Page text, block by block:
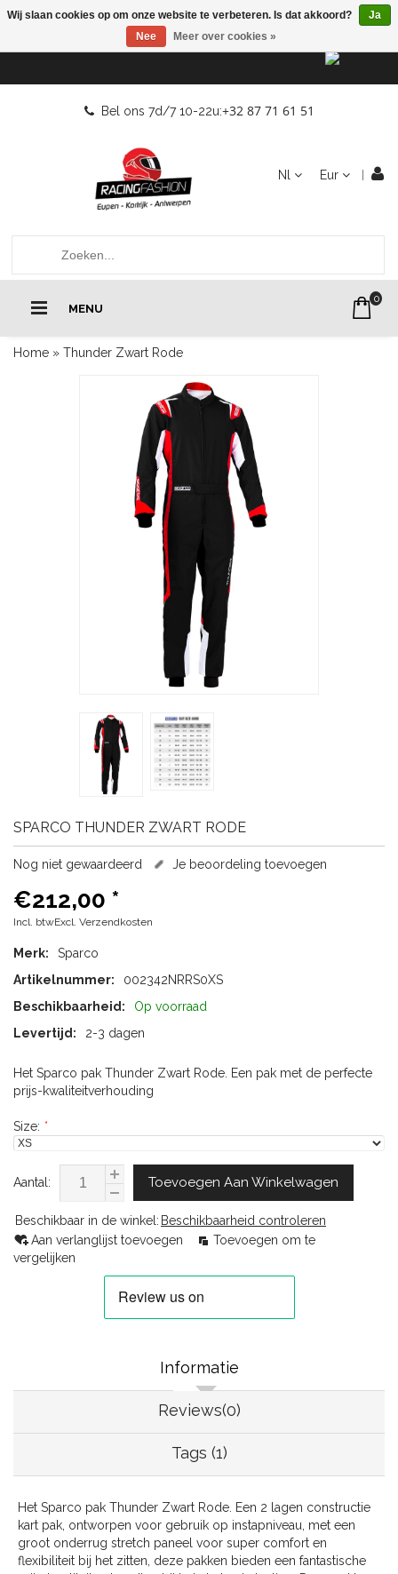
Bel ons 7d/7 10-22u:+32 87 71 61 51
Nl Eur
MENU
0
Home » Thunder Zwart Rode
SPARCO THUNDER ZWART RODE
Nog niet gewaardeerd Je beoordeling toevoegen
€212,00 *
Incl. btwExcl. Verzendkosten
Merk:
Sparco
Artikelnummer:
002342NRRS0XS
Beschikbaarheid:
Op voorraad
Levertijd:
2-3 dagen
Het Sparco pak Thunder Zwart Rode. Een pak met de perfecte
prijs-kwaliteitverhouding
Size: *
Aantal: Toevoegen Aan Winkelwagen
Beschikbaar in de winkel: Beschikbaarheid controleren
Aan verlanglijst toevoegen
Toevoegen om te
vergelijken
Informatie
Reviews(0)
Tags (1)
Het Sparco pak Thunder Zwart Rode. Een 2 lagen constructie
kart pak, ontworpen voor gebruik op instapniveau, met een
groot onderrug stretch paneel voor super comfort en
flexibiliteit bij het zitten, deze pakken bieden een fantastische
Wij slaan cookies op om onze website te verbeteren. Is dat akkoord?
Ja
Nee
Meer over cookies »